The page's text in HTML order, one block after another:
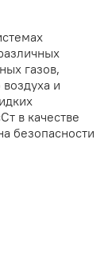
газов,
и
в качестве
безопасности